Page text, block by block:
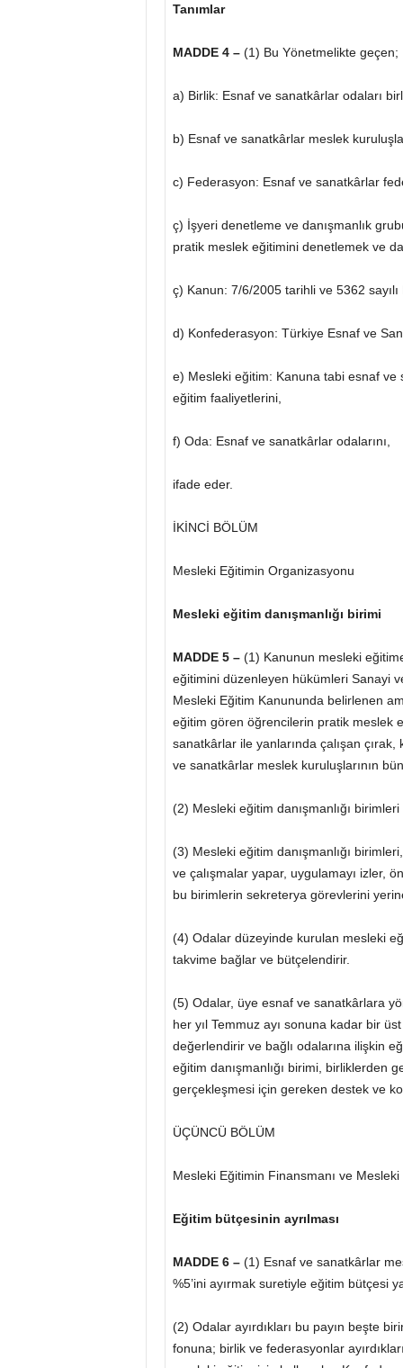
Tanımlar
MADDE 4 –(1) Bu Yönetmelikte geçen;
a) Birlik: Esnaf ve sanatkârlar odaları
b) Esnaf ve sanatkârlar meslek
c) Federasyon: Esnaf ve sanatkârlar
ç) İşyeri denetleme ve danışmanlık
pratik meslek eğitimini denetlemek ve
ç) Kanun: 7/6/2005 tarihli ve 5362
d) Konfederasyon: Türkiye Esnaf ve
e) Mesleki eğitim: Kanuna tabi esnaf ve
eğitim faaliyetlerini,
f) Oda: Esnaf ve sanatkârlar odalarını,
ifade eder.
İKİNCİ BÖLÜM
Mesleki Eğitimin Organizasyonu
Mesleki eğitim danışmanlığı birimi
MADDE 5 – (1) Kanunun mesleki
eğitimini düzenleyen hükümleri Sanayi
Mesleki Eğitim Kanununda belirlenen
eğitim gören öğrencilerin pratik meslek
sanatkârlar ile yanlarında çalışan
ve sanatkârlar meslek kuruluşlarının
(2) Mesleki eğitim danışmanlığı
(3) Mesleki eğitim danışmanlığı
ve çalışmalar yapar, uygulamayı izler,
bu birimlerin sekreterya görevlerini
(4) Odalar düzeyinde kurulan mesleki
takvime bağlar ve bütçelendirir.
(5) Odalar, üye esnaf ve sanatkârlara
her yıl Temmuz ayı sonuna kadar bir
değerlendirir ve bağlı odalarına ilişkin
eğitim danışmanlığı birimi, birliklerden
gerçekleşmesi için gereken destek ve
ÜÇÜNCÜ BÖLÜM
Mesleki Eğitimin Finansmanı ve Mesleki
Eğitim bütçesinin ayrılması
MADDE 6 – (1) Esnaf ve sanatkârlar
%5’ini ayırmak suretiyle eğitim bütçesi
(2) Odalar ayırdıkları bu payın beşte
fonuna; birlik ve federasyonlar